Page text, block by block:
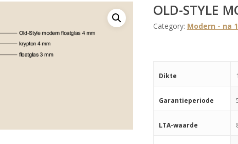
OLD-STYLE
Category: Modern - na
Dikte
Garantieperiode
LTA-waarde